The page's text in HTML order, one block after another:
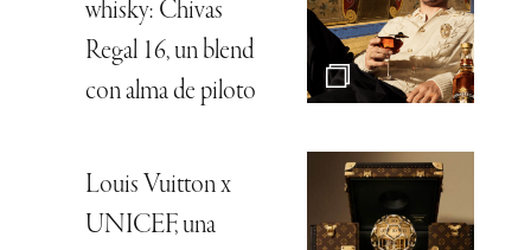
whisky: Chivas
Regal 16, un blend
con alma de piloto
Louis Vuitton x
UNICEF, una